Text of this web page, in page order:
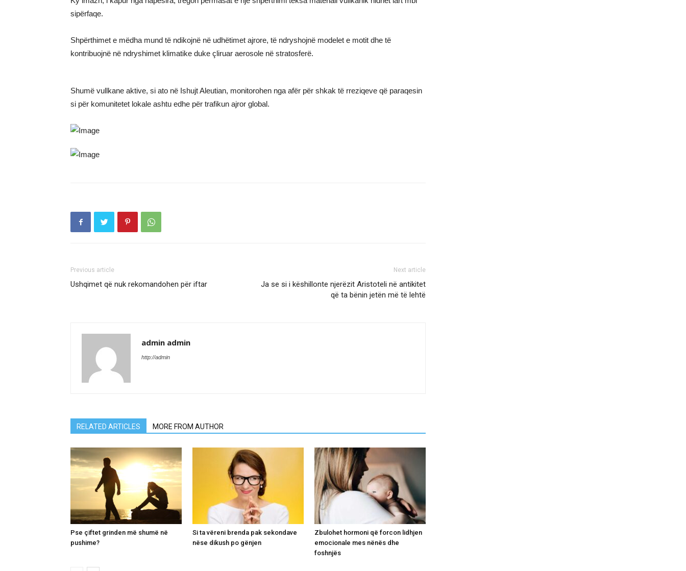
sipërfaqe.
Shpërthimet e mëdha mund të ndikojnë në udhëtimet ajrore, të ndryshojnë modelet e motit dhe të
kontribuojnë në ndryshimet klimatike duke çliruar aerosole në stratosferë.
Shumë vullkane aktive, si ato në Ishujt Aleutian, monitorohen nga afër për shkak të rreziqeve që paraqesin
si për komunitetet lokale ashtu edhe për trafikun ajror global.
Previous article
Ushqimet që nuk rekomandohen për iftar
Next article
Ja se si i këshillonte njerëzit Aristoteli në antikitet
që ta bënin jetën më të lehtë
admin admin
http://admin
RELATED ARTICLES MORE FROM AUTHOR
Pse çiftet grinden më shumë në
pushime?
Si ta vëreni brenda pak sekondave
nëse dikush po gënjen
Zbulohet hormoni që forcon lidhjen
emocionale mes nënës dhe
foshnjës